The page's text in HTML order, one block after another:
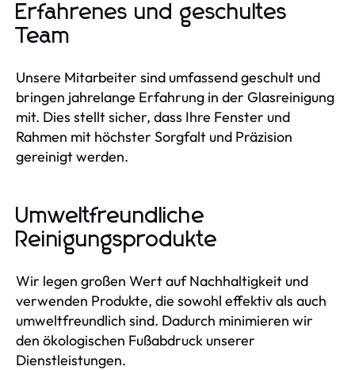
Erfahrenes und geschultes
Team
Unsere Mitarbeiter sind umfassend geschult und
bringen jahrelange Erfahrung in der Glasreinigung
mit. Dies stellt sicher, dass Ihre Fenster und
Rahmen mit höchster Sorgfalt und Präzision
gereinigt werden.
Umweltfreundliche
Reinigungsprodukte
Wir legen großen Wert auf Nachhaltigkeit und
verwenden Produkte, die sowohl effektiv als auch
umweltfreundlich sind. Dadurch minimieren wir
den ökologischen Fußabdruck unserer
Dienstleistungen.